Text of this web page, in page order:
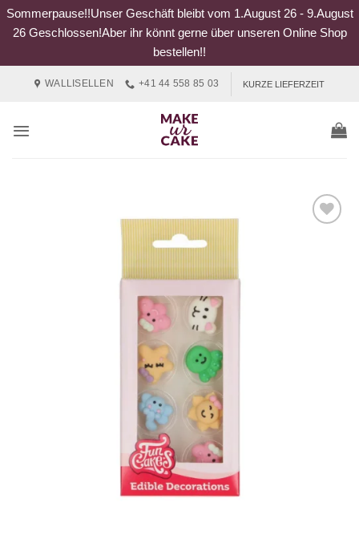
Sommerpause!!Unser Geschäft bleibt vom 1.August 26 - 9.August
26 Geschlossen!Aber ihr könnt gerne über unseren Online Shop
bestellen!!
WALLISELLEN +41 44 558 85 03 KURZE LIEFERZEIT